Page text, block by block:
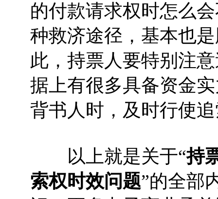
的付款请求权时怎么
种救济途径，基本也
此，持票人要特别注
据上有很多具备资金
背书人时，及时行使
以上就是关于“持
索权时效问题”的全部